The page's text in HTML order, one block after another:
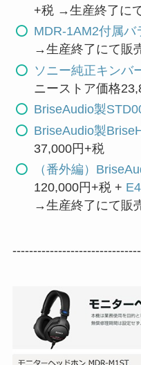
+税 →生産終了に
MDR-1AM2付属バ
→生産終了にて販
ソニー純正キンバ
ニーストア価格
BriseAudio製
BriseAudio製
37,000円+税
（番外編）
120,000円+税 +
→生産終了にて販